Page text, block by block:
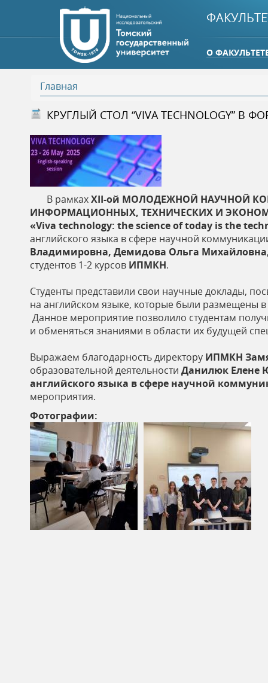
О
В
ы
з
д
е
с
Главная
КРУГЛЫЙ СТОЛ “VIVA TECHNOLOGY”
В рамкахXII-ой МОЛОДЕЖНОЙ НАУЧНОЙ
ИНФОРМАЦИОННЫХ, ТЕХНИЧЕСКИХ И
«Viva technology: the science of today is the
английского языка в сфере научной
Владимировна, Демидова Ольга
студентов 1-2 курсов ИПМКН.
Студенты представили свои научные доклады,
на английском языке, которые были размещены
Данное мероприятие позволило студентам
и обменяться знаниями в области их будущей
Выражаем благодарность директору ИПМКН
образовательной деятельности Данилюк Елене
английского языка в сфере научной
мероприятия.
Фотографии: